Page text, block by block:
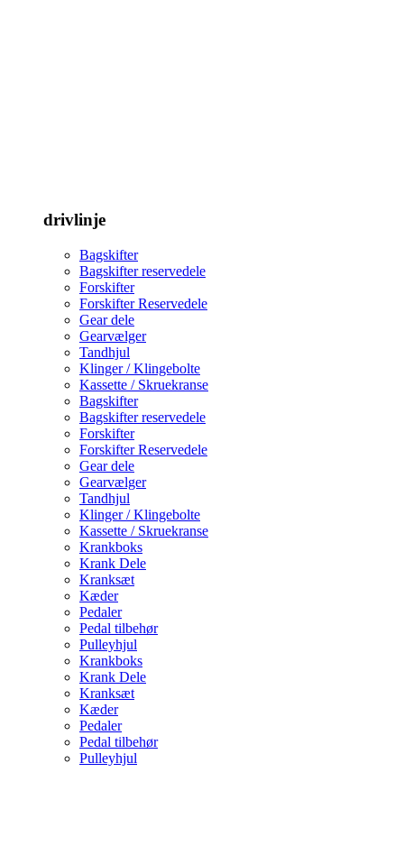
drivlinje
Bagskifter
Bagskifter reservedele
Forskifter
Forskifter Reservedele
Gear dele
Gearvælger
Tandhjul
Klinger / Klingebolte
Kassette / Skruekranse
Bagskifter
Bagskifter reservedele
Forskifter
Forskifter Reservedele
Gear dele
Gearvælger
Tandhjul
Klinger / Klingebolte
Kassette / Skruekranse
Krankboks
Krank Dele
Kranksæt
Kæder
Pedaler
Pedal tilbehør
Pulleyhjul
Krankboks
Krank Dele
Kranksæt
Kæder
Pedaler
Pedal tilbehør
Pulleyhjul